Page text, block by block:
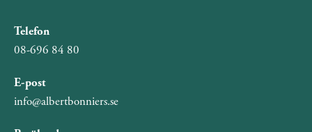
Telefon
08-696 84 80
E-post
info@albertbonniers.se